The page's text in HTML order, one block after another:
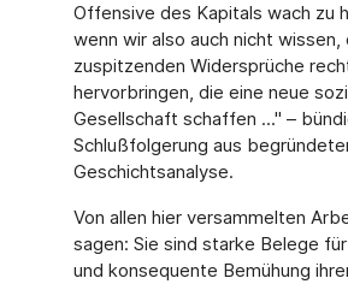
Offensive des Kapitals wach zu
wenn wir also auch nicht wissen,
zuspitzenden Widersprüche
hervorbringen, die eine neue
Gesellschaft schaffen ..." –
Schlußfolgerung aus
Geschichtsanalyse.
Von allen hier versammelten
sagen: Sie sind starke Belege
und konsequente Bemühung